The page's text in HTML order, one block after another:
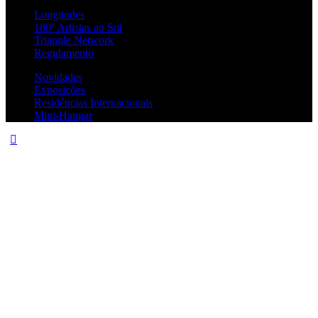
Longitudes
180º Artistas ao Sul
Triangle Network
Regulamento
Novidades
Exposições
Residências Internacionais
Mini-Hangar